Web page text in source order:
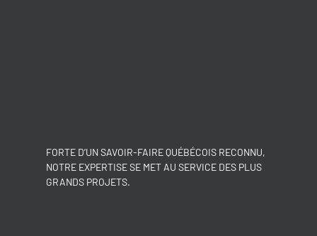
FORTE D’UN SAVOIR-FAIRE QUÉBÉCOIS RECONNU,
NOTRE EXPERTISE SE MET AU SERVICE DES PLUS
GRANDS PROJETS.